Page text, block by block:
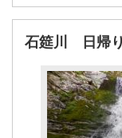
石筵川 日帰り